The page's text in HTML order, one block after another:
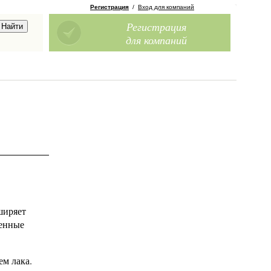
Регистрация / Вход для компаний
Регистрация
для компаний
лака.